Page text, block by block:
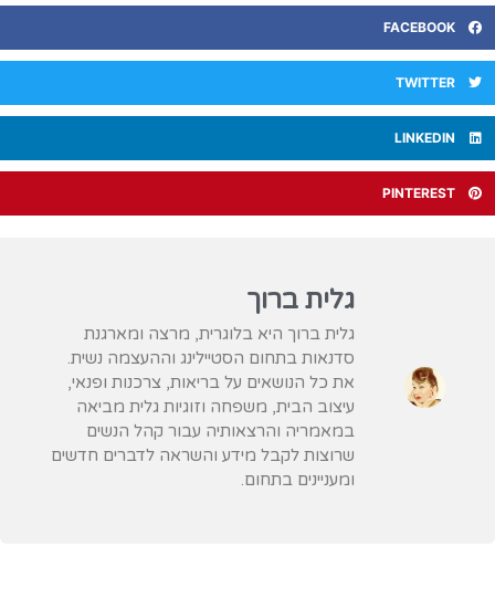
FACEBOOK
TWITTER
LINKEDIN
PINTEREST
גלית ברוך
גלית ברוך היא בלוגרית, מרצה ומארגנת
סדנאות בתחום הסטיילינג וההעצמה נשית.
את כל הנושאים על בריאות, צרכנות ופנאי,
עיצוב הבית, משפחה וזוגיות גלית מביאה
במאמריה והרצאותיה עבור קהל הנשים
שרוצות לקבל מידע והשראה לדברים חדשים
ומעניינים בתחום.